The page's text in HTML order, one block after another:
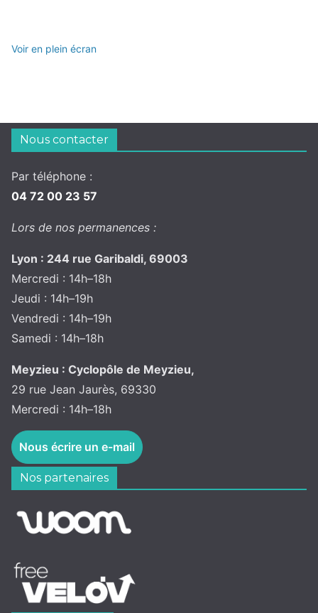
Voir en plein écran
Nous contacter
Par téléphone :
04 72 00 23 57
Lors de nos permanences :
Lyon : 244 rue Garibaldi, 69003
Mercredi : 14h–18h
Jeudi : 14h–19h
Vendredi : 14h–19h
Samedi : 14h–18h
Meyzieu : Cyclopôle de Meyzieu,
29 rue Jean Jaurès, 69330
Mercredi : 14h–18h
Nous écrire un e-mail
Nos partenaires